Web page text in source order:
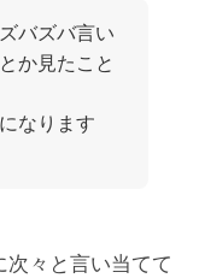
バズバ言い
か見たこと
なります
次々と言い当てて